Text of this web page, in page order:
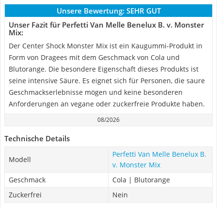
Unsere Bewertung: SEHR GUT
Unser Fazit für Perfetti Van Melle Benelux B. v. Monster
Mix:
Der Center Shock Monster Mix ist ein Kaugummi-Produkt in
Form von Dragees mit dem Geschmack von Cola und
Blutorange. Die besondere Eigenschaft dieses Produkts ist
seine intensive Säure. Es eignet sich für Personen, die saure
Geschmackserlebnisse mögen und keine besonderen
Anforderungen an vegane oder zuckerfreie Produkte haben.
08/2026
Technische Details
Modell
Perfetti Van Melle Benelux B.
v. Monster Mix
Geschmack
Cola | Blutorange
Zuckerfrei
Nein